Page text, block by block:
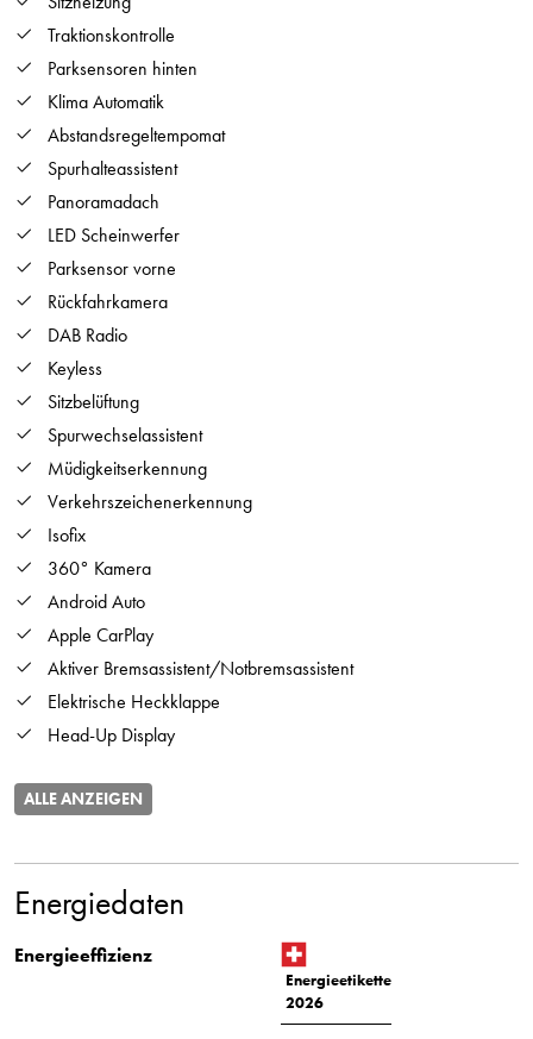
Traktionskontrolle
Parksensoren hinten
Klima Automatik
Abstandsregeltempomat
Spurhalteassistent
Panoramadach
LED Scheinwerfer
Parksensor vorne
Rückfahrkamera
DAB Radio
Keyless
Sitzbelüftung
Spurwechselassistent
Müdigkeitserkennung
Verkehrszeichenerkennung
Isofix
360° Kamera
Android Auto
Apple CarPlay
Aktiver Bremsassistent/Notbremsassistent
Elektrische Heckklappe
Head-Up Display
ALLE ANZEIGEN
Energiedaten
Energieeffizienz
Energieetikette
2026